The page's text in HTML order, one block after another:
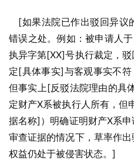
错误之处。例如：被申请人
执异字第[XX]号执行裁定，
定[具体事实]与客观事实不
但事实上[反驳法院理由的具
定财产X系被执行人所有，但
据名称]）明确证明财产X系
审查证据的情况下，草率作
权益仍处于被侵害状态。]